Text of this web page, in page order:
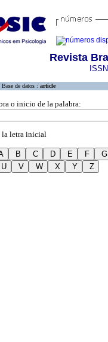
Revista
Base de datos : article
o inicio de la palabra:
la letra inicial